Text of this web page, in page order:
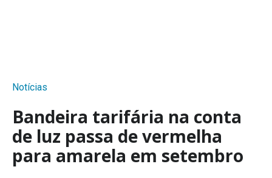
Notícias
Bandeira tarifária na conta
de luz passa de vermelha
para amarela em setembro